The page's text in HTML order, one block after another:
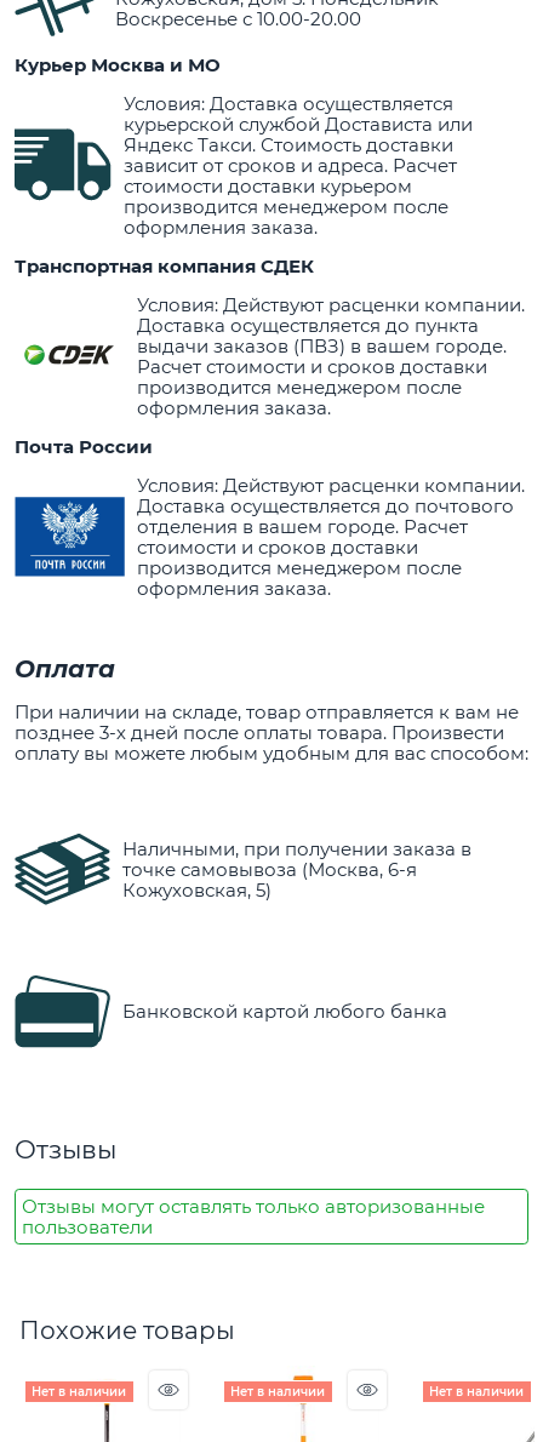
Воскресенье с 10.00-20.00
Курьер Москва и МО
Условия: Доставка осуществляется
курьерской службой Достависта или
Яндекс Такси. Стоимость доставки
зависит от сроков и адреса. Расчет
стоимости доставки курьером
производится менеджером после
оформления заказа.
Транспортная компания СДЕК
Условия: Действуют расценки компании.
Доставка осуществляется до пункта
выдачи заказов (ПВЗ) в вашем городе.
Расчет стоимости и сроков доставки
производится менеджером после
оформления заказа.
Почта России
Условия: Действуют расценки компании.
Доставка осуществляется до почтового
отделения в вашем городе. Расчет
стоимости и сроков доставки
производится менеджером после
оформления заказа.
Оплата
При наличии на складе, товар отправляется к вам не
позднее 3-х дней после оплаты товара. Произвести
оплату вы можете любым удобным для вас способом:
Наличными, при получении заказа в
точке самовывоза (Москва, 6-я
Кожуховская, 5)
Банковской картой любого банка
Отзывы
Отзывы могут оставлять только авторизованные
пользователи
Похожие товары
Нет в наличии Нет в наличии Нет в наличии